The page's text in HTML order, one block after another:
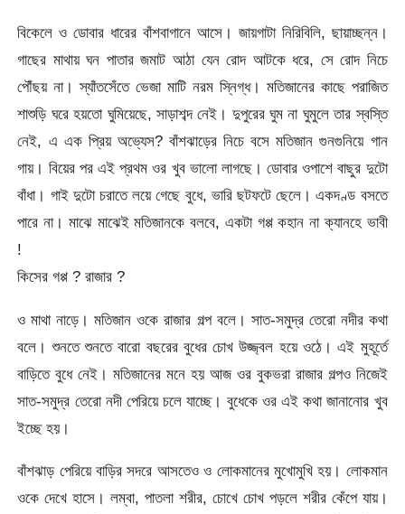
বিকেলে ও ডোবার ধারের বাঁশবাগানে আসে। জায়গাটা নিরিবিলি, ছায়াচ্ছন্ন।
গাছের মাথায় ঘন পাতার জমাট আঠা যেন রোদ আটকে ধরে, সে রোদ নিচে
পৌঁছয় না। স্যাঁতসেঁতে ভেজা মাটি নরম স্নিগ্ধ। মতিজানের কাছে পরাজিত
শাশুড়ি ঘরে হয়তো ঘুমিয়েছে, সাড়াশব্দ নেই। দুপুরের ঘুম না ঘুমুলে তার স্বস্তি
নেই, এ এক প্রিয় অভ্যেস? বাঁশঝাড়ের নিচে বসে মতিজান গুনগুনিয়ে গান
গায়। বিয়ের পর এই প্রথম ওর খুব ভালো লাগছে। ডোবার ওপাশে বাছুর দুটো
বাঁধা। গাই দুটো চরাতে লয়ে গেছে বুধে, ভারি ছটফটে ছেলে। একদণ্ড বসতে
পারে না। মাঝে মাঝেই মতিজানকে বলবে, একটা গপ্প কহান না ক্যানহে ভাবী
!
কিসের গপ্প ? রাজার ?
ও মাথা নাড়ে। মতিজান ওকে রাজার গল্প বলে। সাত-সমুদ্র তেরো নদীর কথা
বলে। শুনতে শুনতে বারো বছরের বুধের চোখ উজ্জ্বল হয়ে ওঠে। এই মুহূর্তে
বাড়িতে বুধে নেই। মতিজানের মনে হয় আজ ওর বুকভরা রাজার গল্পও নিজেই
সাত-সমুদ্র তেরো নদী পেরিয়ে চলে যাচ্ছে। বুধেকে ওর এই কথা জানানোর খুব
ইচ্ছে হয়।
বাঁশঝাড় পেরিয়ে বাড়ির সদরে আসতেও ও লোকমানের মুখোমুখি হয়। লোকমান
ওকে দেখে হাসে। লম্বা, পাতলা শরীর, চোখে চোখ পড়লে শরীর কেঁপে যায়।